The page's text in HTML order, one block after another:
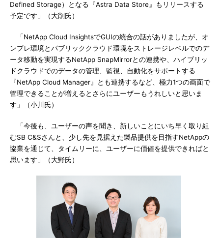
Defined Storage）となる『Astra Data Store』もリリースする
予定です」（大削氏）
「NetApp Cloud InsightsでGUIの統合の話がありましたが、オ
ンプレ環境とパブリッククラウド環境をストレージレベルでのデ
ータ移動を実現するNetApp SnapMirrorとの連携や、ハイブリッ
ドクラウドでのデータの管理、監視、自動化をサポートする
『NetApp Cloud Manager』とも連携するなど、極力1つの画面で
管理できることが増えるとさらにユーザーもうれしいと思いま
す」（小川氏）
「今後も、ユーザーの声を聞き、新しいことにいち早く取り組
むSB C&Sさんと、少し先を見据えた製品提供を目指すNetAppの
協業を通じて、タイムリーに、ユーザーに価値を提供できればと
思います」（大野氏）